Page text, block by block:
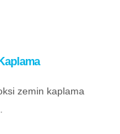
zemin kaplama